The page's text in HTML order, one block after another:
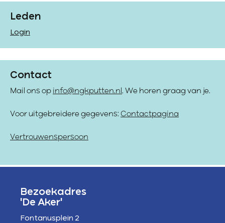
Leden
Login
Contact
Mail ons op info@ngkputten.nl . We horen graag van je.
Voor uitgebreidere gegevens: Contactpagina
Vertrouwenspersoon
Bezoekadres
'De Aker'
Fontanusplein 2